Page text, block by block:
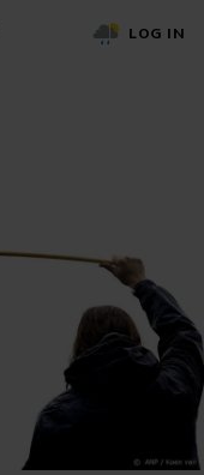
LOG IN